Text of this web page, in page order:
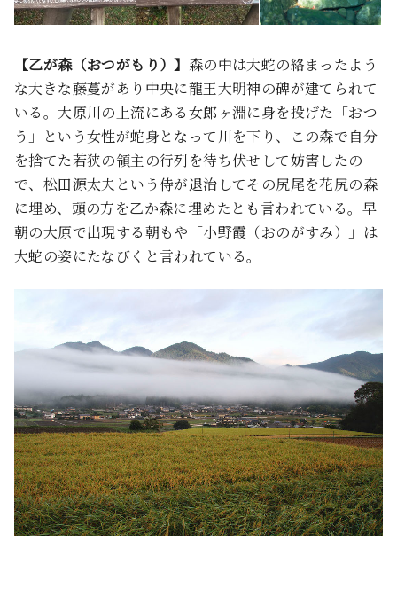
【乙が森（おつがもり）】 森の中は大蛇の絡まったよう
な大きな藤蔓があり中央に龍王大明神の碑が建てられて
いる。大原川の上流にある女郎ヶ淵に身を投げた「おつ
う」という女性が蛇身となって川を下り、この森で自分
を捨てた若狭の領主の行列を待ち伏せして妨害したの
で、松田源太夫という侍が退治してその尻尾を花尻の森
に埋め、頭の方を乙か森に埋めたとも言われている。早
朝の大原で出現する朝もや「小野霞（おのがすみ）」は
大蛇の姿にたなびくと言われている。